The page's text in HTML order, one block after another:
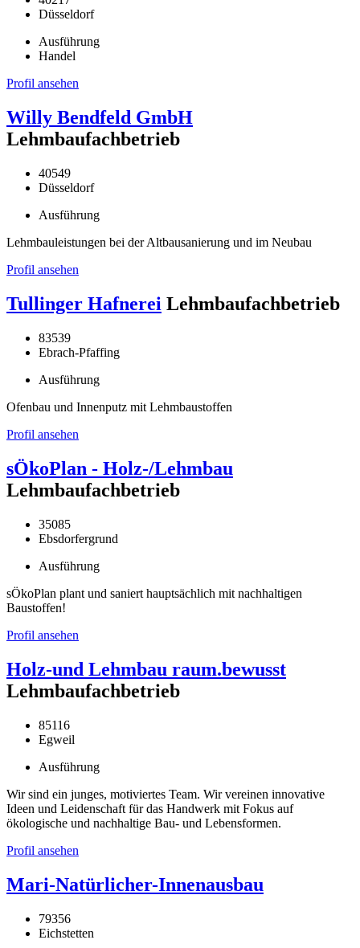
Düsseldorf
Ausführung
Handel
Profil ansehen
Willy Bendfeld GmbH
Lehmbaufachbetrieb
40549
Düsseldorf
Ausführung
Lehmbauleistungen bei der Altbausanierung und im Neubau
Profil ansehen
Tullinger Hafnerei Lehmbaufachbetrieb
83539
Ebrach-Pfaffing
Ausführung
Ofenbau und Innenputz mit Lehmbaustoffen
Profil ansehen
sÖkoPlan - Holz-/Lehmbau
Lehmbaufachbetrieb
35085
Ebsdorfergrund
Ausführung
sÖkoPlan plant und saniert hauptsächlich mit nachhaltigen
Baustoffen!
Profil ansehen
Holz-und Lehmbau raum.bewusst
Lehmbaufachbetrieb
85116
Egweil
Ausführung
Wir sind ein junges, motiviertes Team. Wir vereinen innovative
Ideen und Leidenschaft für das Handwerk mit Fokus auf
ökologische und nachhaltige Bau- und Lebensformen.
Profil ansehen
Mari-Natürlicher-Innenausbau
79356
Eichstetten